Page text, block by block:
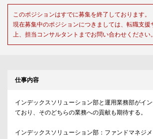
このポジションはすでに募集を終了しております。
現在募集中のポジションにつきましては、転職支援
上、担当コンサルタントまでお問い合わせください。
仕事内容
インデックスソリューション部と運用業務部がイ
ており、そのどちらの業務への貢献も期待する。
インデックスソリューション部：ファンドマネジ